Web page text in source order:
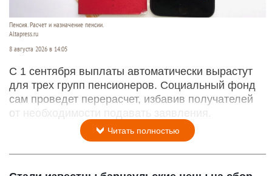
Пенсия. Расчет и назначение пенсии.
Altapress.ru
8 августа 2026 в 14:05
С 1 сентября выплаты автоматически вырастут
для трех групп пенсионеров. Социальный фонд
сам проведет перерасчет, избавив получателей
от необходимости подавать заявления.
Читать полностью